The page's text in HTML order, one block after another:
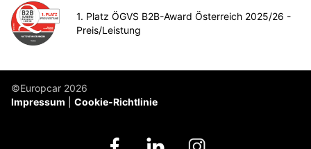
1. Platz ÖGVS B2B-Award Österreich 2025/26 -
Preis/Leistung
©Europcar 2026
Impressum
Cookie-Richtlinie